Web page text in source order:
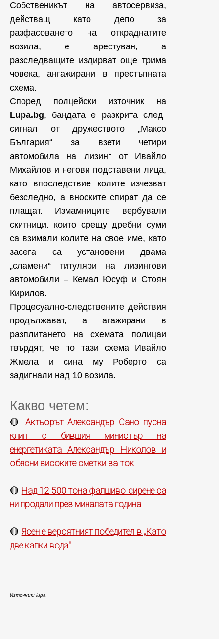
Собственикът на автосервиза,
действащ като депо за
разфасоването на откраднатите
возила, е арестуван, а
разследващите издирват още трима
човека, ангажирани в престъпната
схема.
Според полцейски източник на
Lupa.bg, бандата е разкрита след
сигнал от дружеството „Максо
България“ за взети четири
автомобила на лизинг от Ивайло
Михайлов и негови подставени лица,
като впоследствие колите изчезват
безследно, а вноските спират да се
плащат. Измамниците вербували
скитници, които срещу дребни суми
са взимали колите на свое име, като
засега са установени двама
„сламени“ титуляри на лизингови
автомобили – Кемал Юсуф и Стоян
Кирилов.
Процесуално-следствените действия
продължават, а агажирани в
разплитането на схемата полицаи
твърдят, че по тази схема Ивайло
Жмела и сина му Роберто са
задигнали над 10 возила.
Какво четем:
🔴 Актьорът Александър Санo пусна
клип с бившия министър на
енергетиката Александър Николов и
обясни високите сметки за ток
🔴 Над 12 500 тона фалшиво сирене са
ни продали през миналата година
🔴 Ясен е вероятният победител в „Като
две капки вода"
Източник: lupa